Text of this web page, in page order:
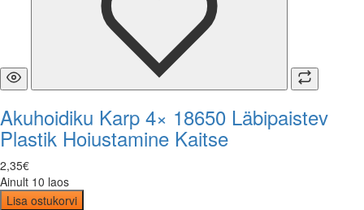
Akuhoidiku Karp 4× 18650 Läbipaistev
Plastik Hoiustamine Kaitse
2,35€
Ainult 10 laos
Lisa ostukorvi